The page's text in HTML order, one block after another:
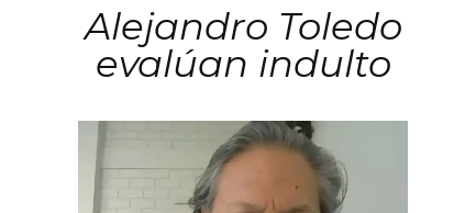
Alejandro Toledo
evalúan indulto